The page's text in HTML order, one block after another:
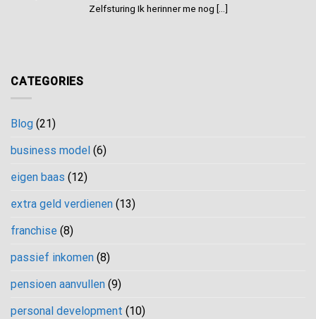
Zelfsturing Ik herinner me nog [...]
CATEGORIES
Blog (21)
business model (6)
eigen baas (12)
extra geld verdienen (13)
franchise (8)
passief inkomen (8)
pensioen aanvullen (9)
personal development (10)